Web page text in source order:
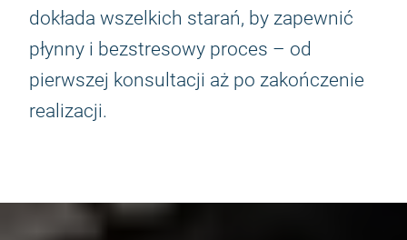
dokłada wszelkich starań, by zapewnić
płynny i bezstresowy proces – od
pierwszej konsultacji aż po zakończenie
realizacji.